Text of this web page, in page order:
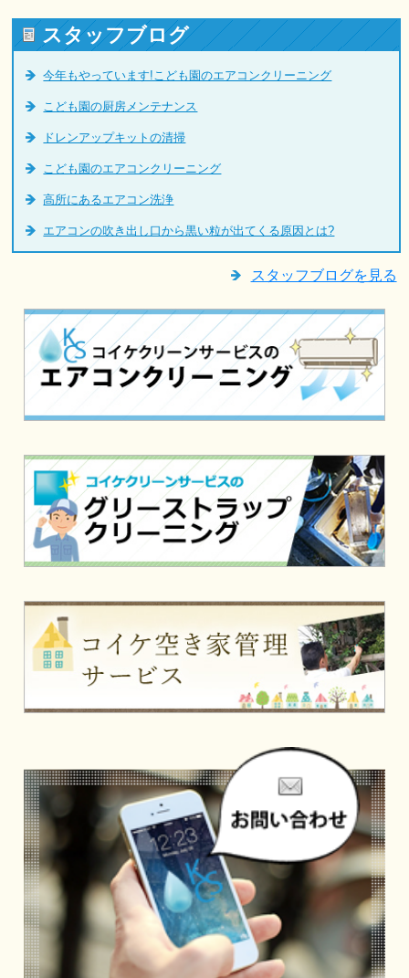
スタッフブログ
今年もやっています!こども園のエアコンクリーニング
こども園の厨房メンテナンス
ドレンアップキットの清掃
こども園のエアコンクリーニング
高所にあるエアコン洗浄
エアコンの吹き出し口から黒い粒が出てくる原因とは?
スタッフブログを見る